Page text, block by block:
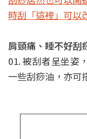
時刮「這裡」可以
肩頸痛、睡不好刮
01. 被刮者呈坐姿
一些刮痧油，亦可